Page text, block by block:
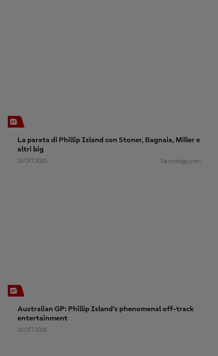
La parata di Phillip Island con Stoner, Bagnaia, Miller e
altri big
16 OTT 2025 Da motogp.com
Australian GP: Phillip Island’s phenomenal off-track
entertainment
16 OTT 2025